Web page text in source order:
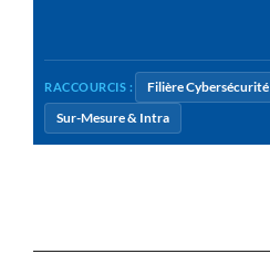
RACCOURCIS : Filière Cybersécurité
Sur-Mesure & Intra